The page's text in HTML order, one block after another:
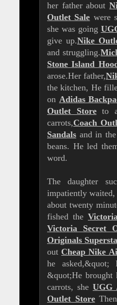
her father about
Outlet Sale were
she was going
give up.Nike
and struggling.
Stone Island
arose.Her father,
the kitchen, He
on Adidas
Outlet Storeto a
carrots,Coach
Sandals and in
beans. He led
word.
The daughter
impatiently waited,
about twenty
fished the
Victoria Secret
Originals
out Cheap Nike
he asked,&quot;
&quot;He brought
carrots, she UGG
Outlet Store